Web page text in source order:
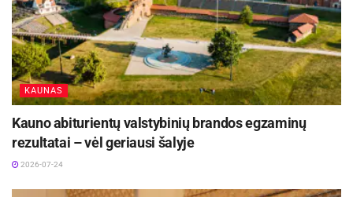
KAUNAS
Kauno abiturientų valstybinių brandos egzaminų
rezultatai – vėl geriausi šalyje
2026-07-24